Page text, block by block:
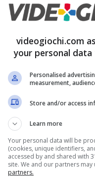
dellaleggein
tale scontro legale
utilizzarla all’interno
succede
rilevante legata a
del paese. La
proposito della
a toccare tutti gli
videogiochi.com
your personal
Personalised
measurement,
Store and/or access
Learn more
Your personal data will be
(cookies, unique identifiers,
accessed by and shared with
site. We and our partners
partners.